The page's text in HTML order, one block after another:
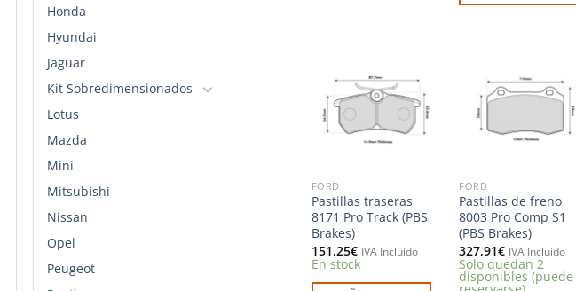
Honda
Hyundai
Jaguar
Kit Sobredimensionados
Lotus
Mazda
Mini
Mitsubishi
Nissan
Opel
Peugeot
Añadir
a la
lista de
deseos
FORD
Pastillas traseras
8171 Pro Track (PBS
Brakes)
151,25€ IVA Incluido
En stock
Añadir
a la
lista de
deseos
FORD
Pastillas de freno
8003 Pro Comp S1
(PBS Brakes)
327,91€ IVA Incluido
Solo quedan 2
disponibles (puede